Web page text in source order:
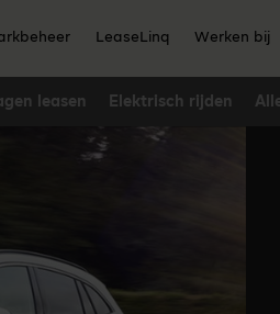
LeaseLinq Werken bij
leasen Elektrisch rijden